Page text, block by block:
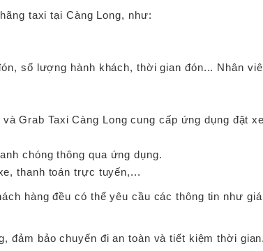
taxi tại Càng Long, như:
số lượng hành khách, thời gian đón... Nhân
và Grab Taxi Càng Long cung cấp ứng dụng đặt
chóng thông qua ứng dụng.
thanh toán trực tuyến,...
hàng đều có thể yêu cầu các thông tin như
đảm bảo chuyến đi an toàn và tiết kiệm thời gian.